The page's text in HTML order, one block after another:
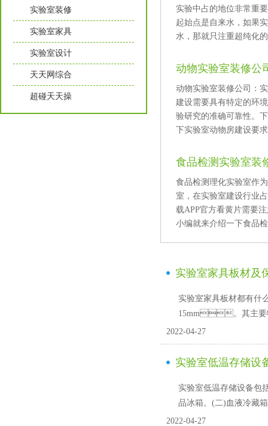
实验室装修
实验室家具
实验室设计
天天网综合
超碰天天操
实验中占的地位非常重要
起始点是自来水，如果
水，那就只注重超纯化
动物实验室装修公
动物实验室装修公司
建设需要具有特定的环境
验研究的准确可靠性
下实验室动物房建设要
食品检测实验室装
食品检测理化实验室作
室，在实验室建设行
载APP官方看黄片需要注
小编就来介绍一下食品
实验室家具板材及
实验室家具板材都有什
15mm。其主要特点
2022-04-27
实验室低温存储设
实验室低温存储设备包
品冰箱。(二)血液冷藏
2022-04-27